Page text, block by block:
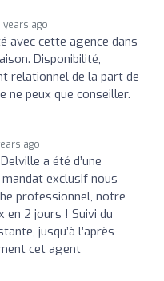
years ago
avec cette agence dans
Disponibilité,
relationnel de la part de
peux que conseiller.
ago
a été d’une
exclusif nous
professionnel, notre
en 2 jours ! Suivi du
jusqu’à l’après
cet agent